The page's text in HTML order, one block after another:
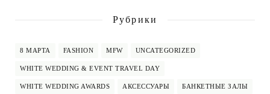
Рубрики
8 МАРТА FASHION MFW UNCATEGORIZED
WHITE WEDDING & EVENT TRAVEL DAY
WHITE WEDDING AWARDS АКСЕССУАРЫ БАНКЕТНЫЕ ЗАЛЫ